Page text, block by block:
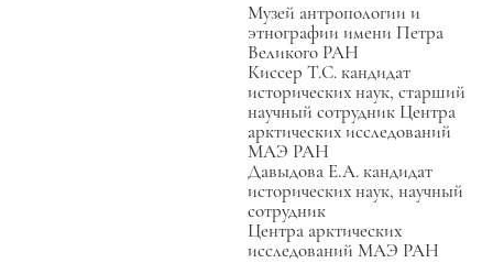
Музей антропологии и
этнографии имени Петра
Великого РАН
Киссер Т.С. кандидат
исторических наук, старший
научный сотрудник Центра
арктических исследований
МАЭ РАН
Давыдова Е.А. кандидат
исторических наук, научный
сотрудник
Центра арктических
исследований МАЭ РАН